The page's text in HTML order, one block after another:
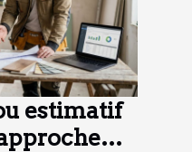
estimatif